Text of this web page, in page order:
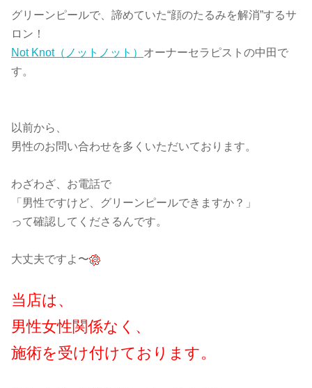
グリーンピールで、諦めていた“顔のたるみを解消”するサ
ロン！
Not Knot（ノットノット） オーナーセラピストの中田で
す。
以前から、
男性のお問い合わせを多くいただいております。
わざわざ、お電話で
「男性ですけど、グリーンピールできますか？」
って確認してくださるんです。
大丈夫ですよ〜
当店は、
男性女性関係なく、
施術を受け付けております。